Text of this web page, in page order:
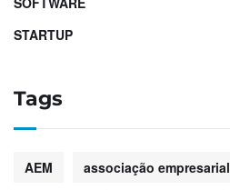
STARTUP
Tags
AEM associação empresarial